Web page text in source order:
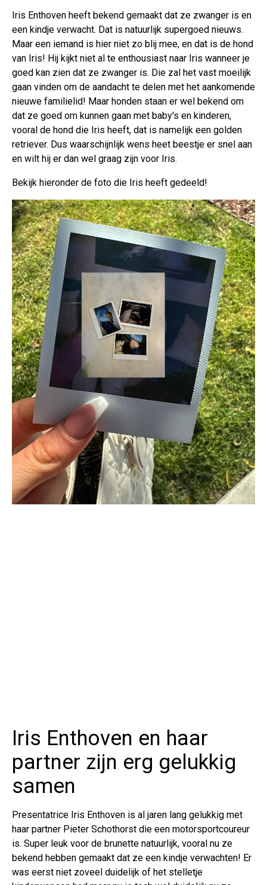
Iris Enthoven heeft bekend gemaakt dat ze zwanger is en
een kindje verwacht. Dat is natuurlijk supergoed nieuws.
Maar een iemand is hier niet zo blij mee, en dat is de hond
van Iris! Hij kijkt niet al te enthousiast naar Iris wanneer je
goed kan zien dat ze zwanger is. Die zal het vast moeilijk
gaan vinden om de aandacht te delen met het aankomende
nieuwe familielid! Maar honden staan er wel bekend om
dat ze goed om kunnen gaan met baby's en kinderen,
vooral de hond die Iris heeft, dat is namelijk een golden
retriever. Dus waarschijnlijk wens heet beestje er snel aan
en wilt hij er dan wel graag zijn voor Iris.
Bekijk hieronder de foto die Iris heeft gedeeld!
Iris Enthoven en haar
partner zijn erg gelukkig
samen
Presentatrice Iris Enthoven is al jaren lang gelukkig met
haar partner Pieter Schothorst die een motorsportcoureur
is. Super leuk voor de brunette natuurlijk, vooral nu ze
bekend hebben gemaakt dat ze een kindje verwachten! Er
was eerst niet zoveel duidelijk of het stelletje